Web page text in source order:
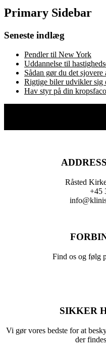
Primary Sidebar
Seneste indlæg
Pendler til New York
Uddannelse til
Sådan gør du det sjovere
Rigtige biler udvikler sig
Hav styr på din
Råsted
+45
Find os og følg
SIKKER
Vi gør vores bedste for at
der